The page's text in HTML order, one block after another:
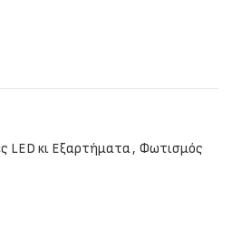
LED κι Εξαρτήματα, Φωτισμός